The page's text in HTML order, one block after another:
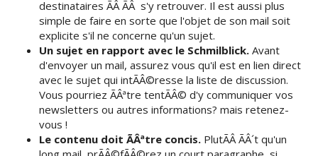
destinataires ÃÂ ÃÂ s'y retrouver. Il est aussi plus
simple de faire en sorte que l'objet de son mail soit
explicite s'il ne concerne qu'un sujet.
Un sujet en rapport avec le Schmilblick. Avant
d'envoyer un mail, assurez vous qu'il est en lien direct
avec le sujet qui intÃÂ©resse la liste de discussion.
Vous pourriez ÃÂªtre tentÃÂ© d'y communiquer vos
newsletters ou autres informations? mais retenez-
vous !
Le contenu doit ÃÂªtre concis. PlutÃÂ ÃÂ´t qu'un